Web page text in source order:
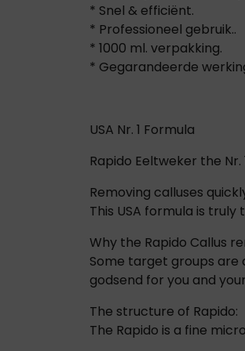
* Snel & efficiënt.
* Professioneel gebruik..
* 1000 ml. verpakking.
* Gegarandeerde
USA Nr. 1 Formula
Rapido Eeltweker the
Removing calluses
This USA formula is truly
Why the Rapido Callus
Some target groups are
godsend for you and
The structure of Rapido:
The Rapido is a fine